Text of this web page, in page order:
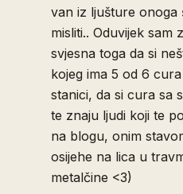
van iz ljušture onoga
misliti.. Oduvijek sam
svjesna toga da si
kojeg ima 5 od 6
stanici, da si cura sa
te znaju ljudi koji te
na blogu, onim
osijehe na lica u
metalčine <3)